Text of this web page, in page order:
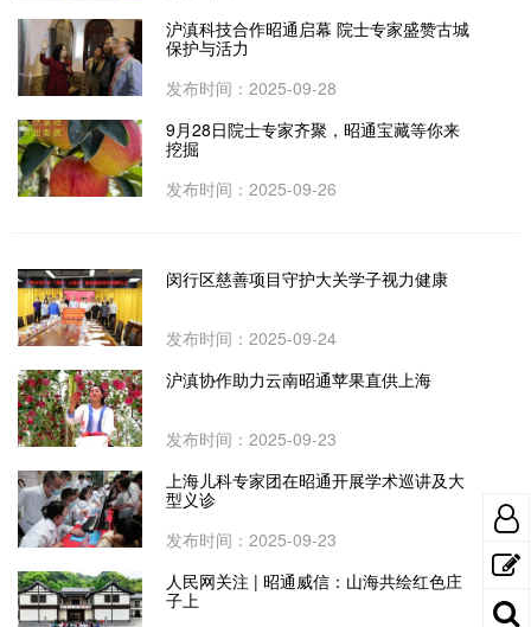
沪滇科技合作昭通启幕 院士专家盛赞古城
保护与活力
发布时间：2025-09-28
9月28日院士专家齐聚，昭通宝藏等你来
挖掘
发布时间：2025-09-26
闵行区慈善项目守护大关学子视力健康
发布时间：2025-09-24
沪滇协作助力云南昭通苹果直供上海
发布时间：2025-09-23
上海儿科专家团在昭通开展学术巡讲及大
型义诊
发布时间：2025-09-23
人民网关注 | 昭通威信：山海共绘红色庄
子上